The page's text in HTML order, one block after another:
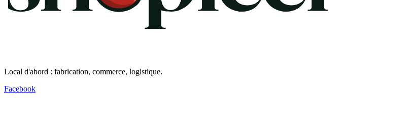
Local d'abord : fabrication, commerce, logistique.
Facebook